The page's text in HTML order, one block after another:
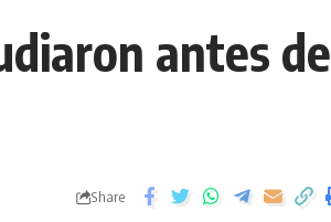
antes de
Share